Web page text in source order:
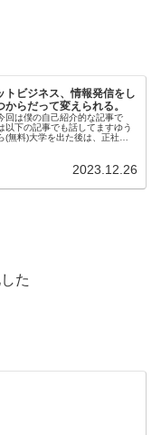
トビジネス、情報発信をし
らだって変えられる。
回は僕の自己紹介的な記事で
以下の記事でも話してますゆう
(無料)大学を出た後は、正社員
2023.12.26
た